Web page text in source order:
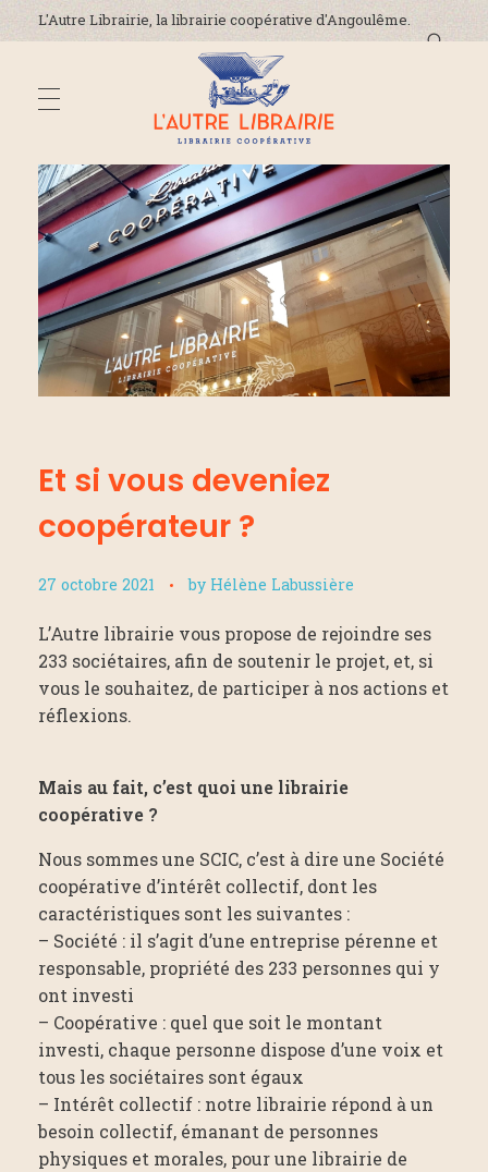
L'Autre Librairie, la librairie coopérative d'Angoulême.
L'Autre Librairie
Librairie coopérative, généraliste, indépendante, à Angoulême en Charente
DÉCOUVREZ-NOUS
La coopérative
La librairie
On parle de nous !
Nous contacter
ADRESSE ET HORAIRES
ÉVÈNEMENTS
Et si vous deveniez
coopérateur ?
27 octobre 2021 by Hélène Labussière
L’Autre librairie vous propose de rejoindre ses
233 sociétaires, afin de soutenir le projet, et, si
vous le souhaitez, de participer à nos actions et
réflexions.
Mais au fait, c’est quoi une librairie
coopérative ?
Nous sommes une SCIC, c’est à dire une Société
coopérative d’intérêt collectif, dont les
caractéristiques sont les suivantes :
– Société : il s’agit d’une entreprise pérenne et
responsable, propriété des 233 personnes qui y
ont investi
– Coopérative : quel que soit le montant
investi, chaque personne dispose d’une voix et
tous les sociétaires sont égaux
– Intérêt collectif : notre librairie répond à un
besoin collectif, émanant de personnes
physiques et morales, pour une librairie de